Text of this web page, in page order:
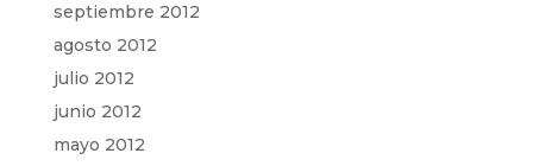
septiembre 2012
agosto 2012
julio 2012
junio 2012
mayo 2012